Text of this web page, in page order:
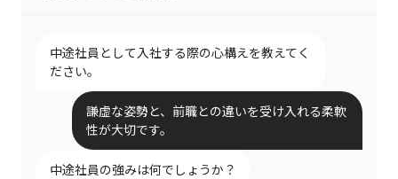
中途社員として入社する際の心構えを教えてく
ださい。
謙虚な姿勢と、前職との違いを受け入れる柔軟
性が大切です。
中途社員の強みは何でしょうか？